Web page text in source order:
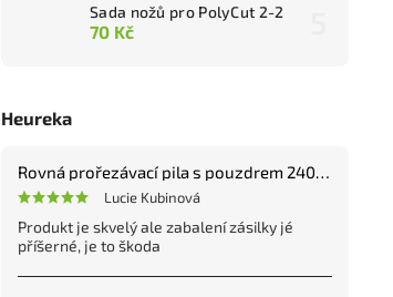
Sada nožů pro PolyCut 2-2
70 Kč
Heureka
Rovná prořezávací pila s pouzdrem 240 mm
Lucie Kubinová
Produkt je skvelý ale zabalení zásilky jé
příšerné, je to škoda